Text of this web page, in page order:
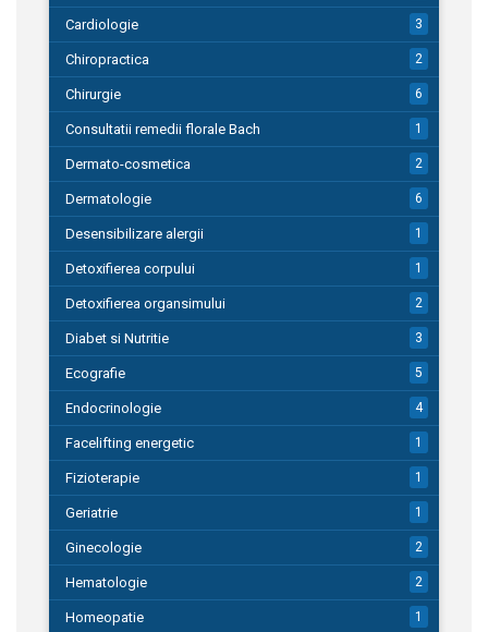
Cardiologie 3
Chiropractica 2
Chirurgie 6
Consultatii remedii florale Bach 1
Dermato-cosmetica 2
Dermatologie 6
Desensibilizare alergii 1
Detoxifierea corpului 1
Detoxifierea organsimului 2
Diabet si Nutritie 3
Ecografie 5
Endocrinologie 4
Facelifting energetic 1
Fizioterapie 1
Geriatrie 1
Ginecologie 2
Hematologie 2
Homeopatie 1